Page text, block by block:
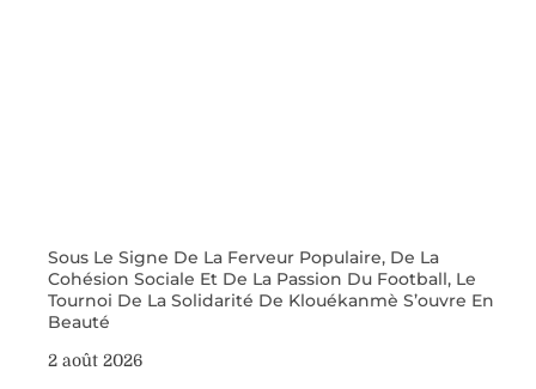
Sous Le Signe De La Ferveur Populaire, De La
Cohésion Sociale Et De La Passion Du Football, Le
Tournoi De La Solidarité De Klouékanmè S’ouvre En
Beauté
2 août 2026